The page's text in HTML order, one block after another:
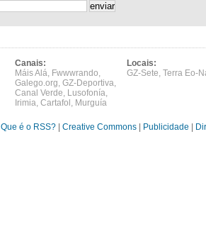
Canais:
Máis Alá, Fwwwrando,
Galego.org, GZ-Deportiva,
Canal Verde, Lusofonía,
Irimia, Cartafol , Murguía
Locais:
GZ-Sete, Terra Eo-
Que é o RSS? Creative Commons Publicidade